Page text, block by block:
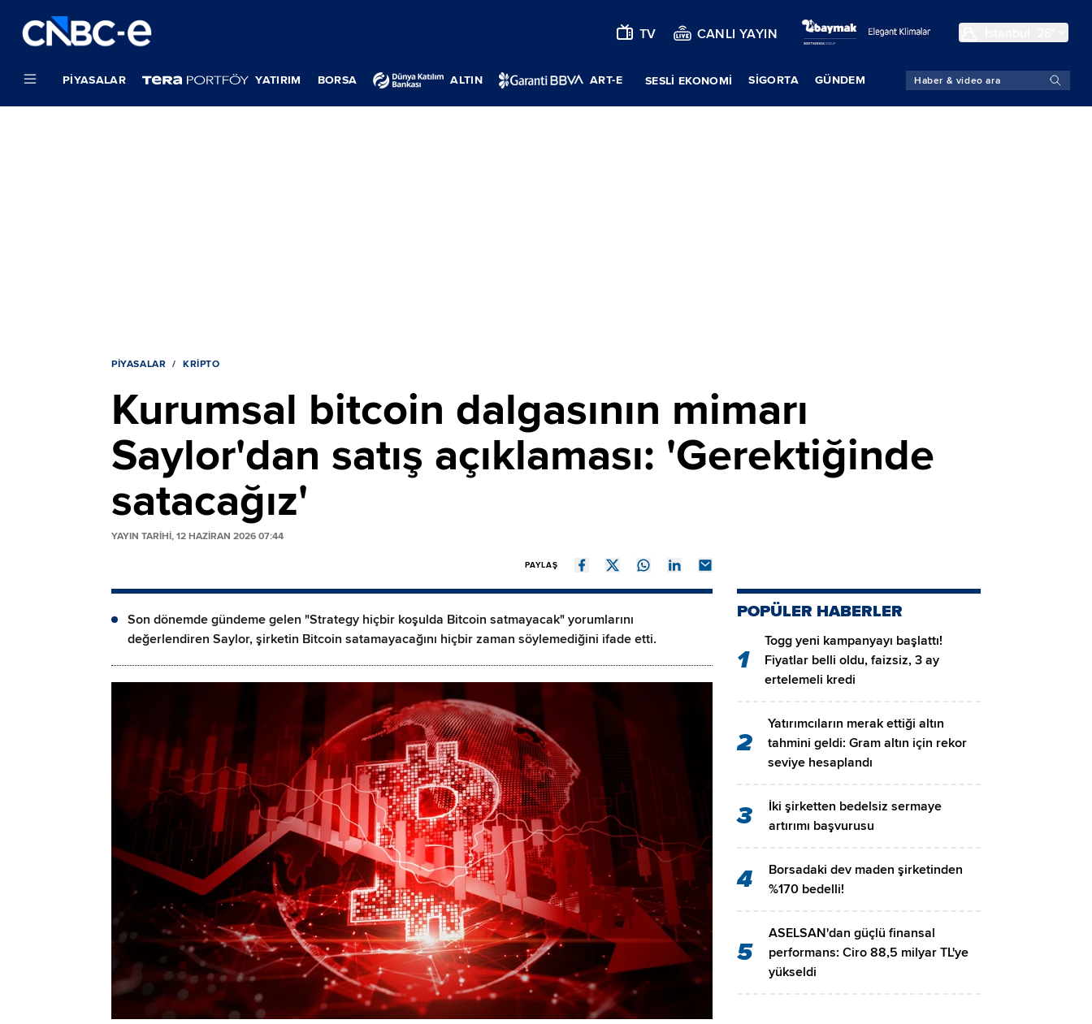
TV CANLI YAYIN
PIYASALAR YATIRIM BORSA ALTIN ART-E SESLİ EKONOMİ SIGORTA GÜNDEM
PIYASALAR KRIPTO
Kurumsal bitcoin dalgasının mimarı
Saylor'dan satış açıklaması: 'Gerektiğinde
satacağız'
YAYIN TARİHİ, 12 HAZIRAN 2026 07:44
PAYLAŞ
Son dönemde gündeme gelen "Strategy hiçbir koşulda Bitcoin satmayacak" yorumlarını
değerlendiren Saylor, şirketin Bitcoin satamayacağını hiçbir zaman söylemediğini ifade etti.
POPÜLER HABERLER
1
Togg yeni kampanyayı başlattı!
Fiyatlar belli oldu, faizsiz, 3 ay
ertelemeli kredi
2
Yatırımcıların merak ettiği altın
tahmini geldi: Gram altın için rekor
seviye hesaplandı
3
İki şirketten bedelsiz sermaye
artırımı başvurusu
4
Borsadaki dev maden şirketinden
%170 bedelli!
5
ASELSAN'dan güçlü finansal
performans: Ciro 88,5 milyar TL'ye
yükseldi